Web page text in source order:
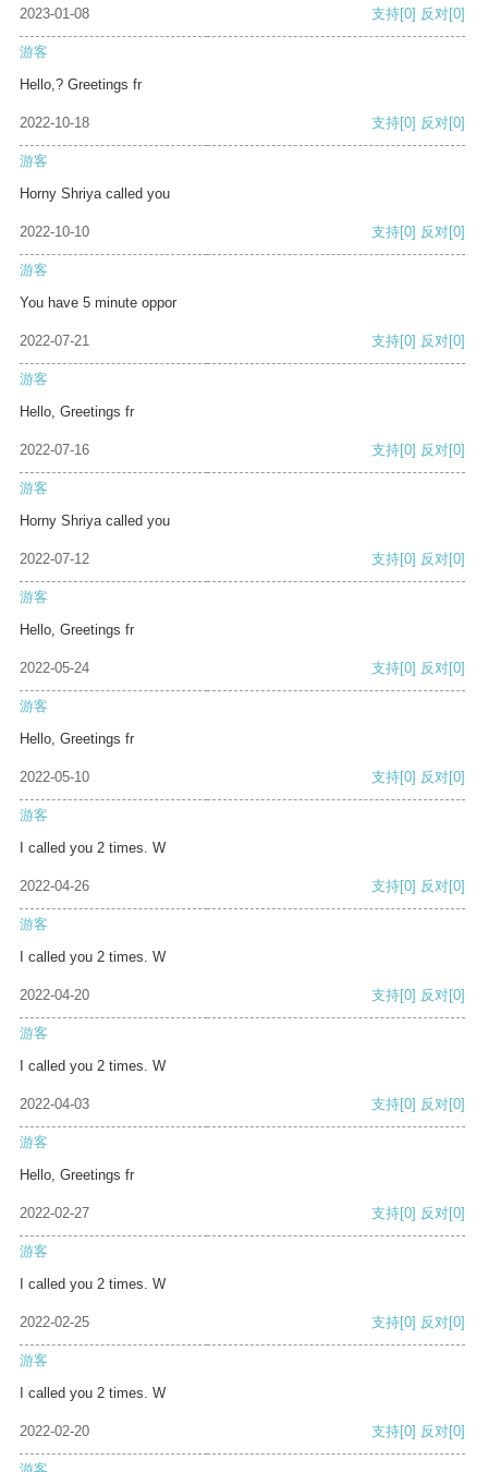
2023-01-08 支持[0] 反对[0]
游客
Hello,? Greetings fr
2022-10-18 支持[0] 反对[0]
游客
Horny Shriya called you
2022-10-10 支持[0] 反对[0]
游客
You have 5 minute oppor
2022-07-21 支持[0] 反对[0]
游客
Hello, Greetings fr
2022-07-16 支持[0] 反对[0]
游客
Horny Shriya called you
2022-07-12 支持[0] 反对[0]
游客
Hello, Greetings fr
2022-05-24 支持[0] 反对[0]
游客
Hello, Greetings fr
2022-05-10 支持[0] 反对[0]
游客
I called you 2 times. W
2022-04-26 支持[0] 反对[0]
游客
I called you 2 times. W
2022-04-20 支持[0] 反对[0]
游客
I called you 2 times. W
2022-04-03 支持[0] 反对[0]
游客
Hello, Greetings fr
2022-02-27 支持[0] 反对[0]
游客
I called you 2 times. W
2022-02-25 支持[0] 反对[0]
游客
I called you 2 times. W
2022-02-20 支持[0] 反对[0]